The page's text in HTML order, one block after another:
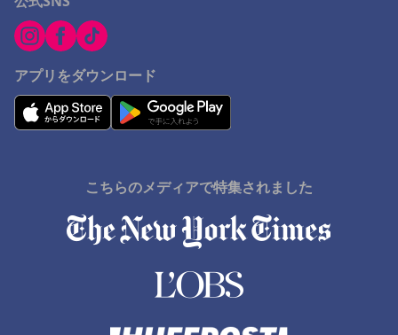
アプリをダウンロード
こちらのメディアで特集されました